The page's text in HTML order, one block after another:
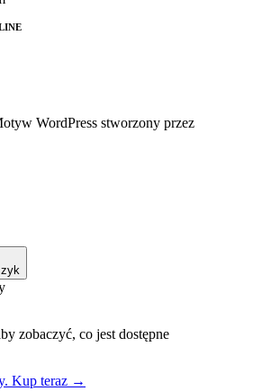
WordPress stworzony przez
zobaczyć, co jest dostępne
Kup teraz →